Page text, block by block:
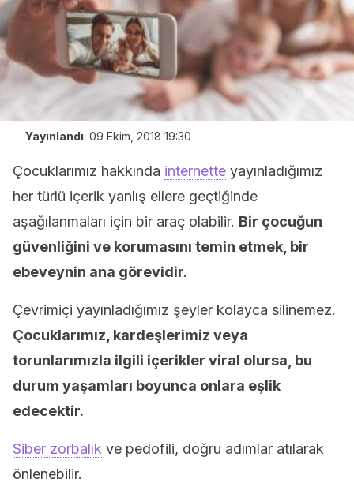
Yayınlandı: 09 Ekim, 2018 19:30
Çocuklarımız hakkında internette yayınladığımız
her türlü içerik yanlış ellere geçtiğinde
aşağılanmaları için bir araç olabilir. Bir çocuğun
güvenliğini ve korumasını temin etmek, bir
ebeveynin ana görevidir.
Çevrimiçi yayınladığımız şeyler kolayca silinemez.
Çocuklarımız, kardeşlerimiz veya
torunlarımızla ilgili içerikler viral olursa, bu
durum yaşamları boyunca onlara eşlik
edecektir.
Siber zorbalık ve pedofili, doğru adımlar atılarak
önlenebilir.